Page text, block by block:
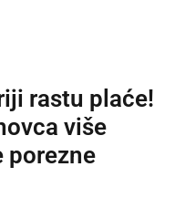
rastu plaće!
više
porezne